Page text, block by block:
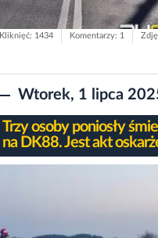
Kliknięć: 1434 Komentarzy: 1
Wtorek, 1 lipca
Trzy osoby poniosły
na DK88. Jest akt